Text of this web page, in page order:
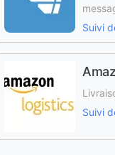
Suivi
Suivi